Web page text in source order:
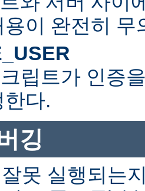
용이 완전히
립트가 인증
한다.
깅
못 실행되는